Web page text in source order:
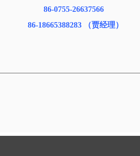
86-0755-26637566
86-18665388283 （贾经理）